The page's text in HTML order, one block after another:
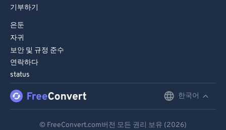
기부하기
은둔
자귀
보안 및 규정 준수
연락하다
status
한국어
© FreeConvert.com버전 모든 권리 보유 (2026)